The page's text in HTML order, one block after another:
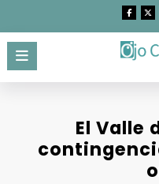
contenido
El Valle